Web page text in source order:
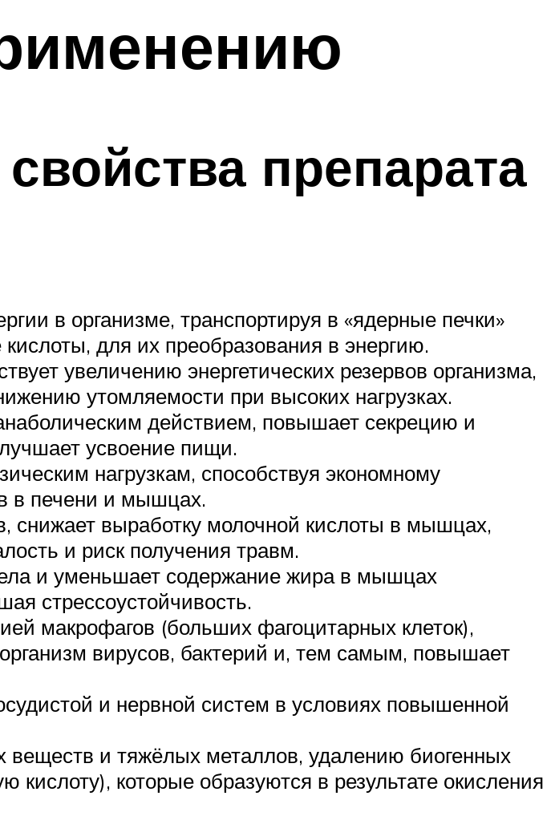
препарата
в организме, транспортируя в «ядерные печки»
для их преобразования в энергию.
увеличению энергетических резервов организма,
утомляемости при высоких нагрузках.
действием, повышает секрецию и
усвоение пищи.
нагрузкам, способствуя экономному
в печени и мышцах.
снижает выработку молочной кислоты в мышцах,
и риск получения травм.
и уменьшает содержание жира в мышцах
стрессоустойчивость.
макрофагов (больших фагоцитарных клеток),
вирусов, бактерий и, тем самым, повышает
и нервной систем в условиях повышенной
веществ и тяжёлых металлов, удалению биогенных
кислоту), которые образуются в результате окисления